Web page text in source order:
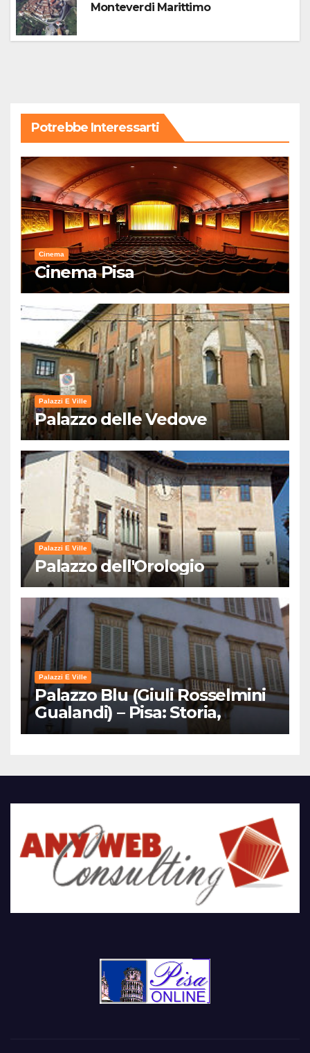
Monteverdi Marittimo
Potrebbe Interessarti
Cinema
Cinema Pisa
Palazzi E Ville
Palazzo delle Vedove
Palazzi E Ville
Palazzo dell'Orologio
Palazzi E Ville
Palazzo Blu (Giuli Rosselmini
Gualandi) – Pisa: Storia,
Mostre e Info Visita